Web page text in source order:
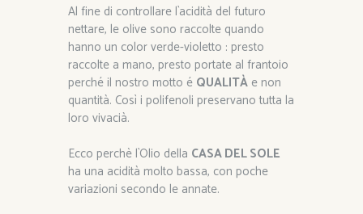
Al fine di controllare l`acidità del futuro
nettare, le olive sono raccolte quando
hanno un color verde-violetto : presto
raccolte a mano, presto portate al frantoio
perché il nostro motto é QUALITÀ e non
quantità. Così i polifenoli preservano tutta la
loro vivacià.
Ecco perchè l`Olio della CASA DEL SOLE
ha una acidità molto bassa, con poche
variazioni secondo le annate.